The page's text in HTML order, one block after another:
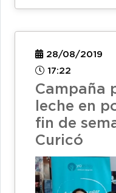
28/08/2019
17:22
Campaña
leche en
fin de
Curicó